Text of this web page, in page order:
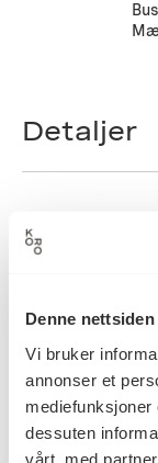
Denne
Vi bruker
annonser et
dessuten
vårt, med
Detaljer